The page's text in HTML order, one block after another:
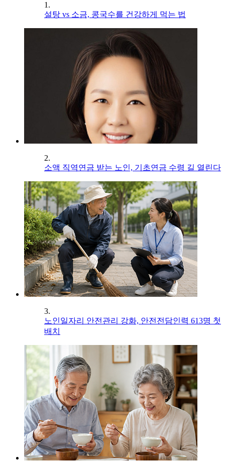
1.
설탕 vs 소금, 콩국수를 건강하게 먹는 법
2.
소액 직역연금 받는 노인, 기초연금 수령 길 열린다
3.
노인일자리 안전관리 강화, 안전전담인력 613명 첫
배치